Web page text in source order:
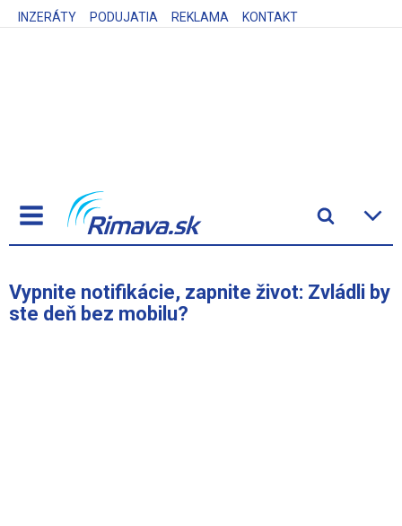
INZERÁTY PODUJATIA REKLAMA KONTAKT
Vypnite notifikácie, zapnite život: Zvládli by
ste deň bez mobilu?